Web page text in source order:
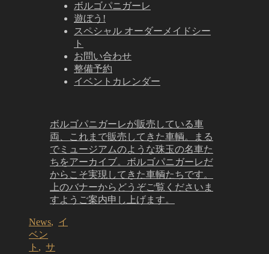
ボルゴパニガーレ
遊ぼう!
スペシャル オーダーメイドシー
ト
お問い合わせ
整備予約
イベントカレンダー
ボルゴパニガーレが販売している車
両、これまで販売してきた車輌。まる
でミュージアムのような珠玉の名車た
ちをアーカイブ。ボルゴパニガーレだ
からこそ実現してきた車輌たちです。
上のバナーからどうぞご覧くださいま
すようご案内申し上げます。
News, イ
ベン
ト , サ